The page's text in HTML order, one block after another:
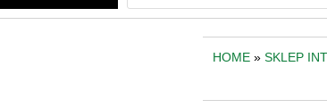
HOME » SKLEP